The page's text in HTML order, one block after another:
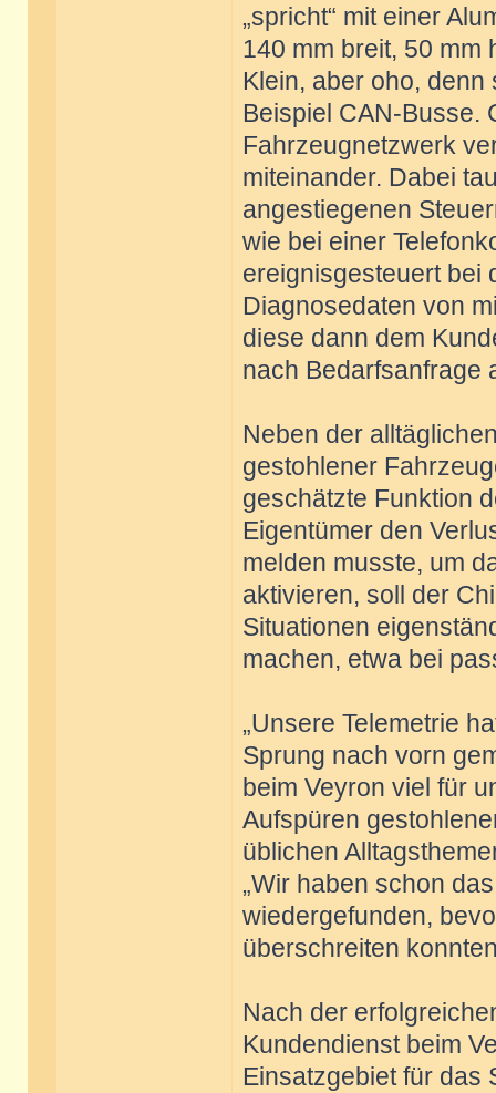
„spricht“ mit einer
140 mm breit, 50 mm
Klein, aber oho,
Beispiel CAN-Busse.
Fahrzeugnetzwerk
miteinander. Dabei
angestiegenen
wie bei einer
ereignisgesteuert bei
Diagnosedaten von
diese dann dem
nach Bedarfsanfrage
Neben der
gestohlener
geschätzte Funktion
Eigentümer den
melden musste, um
aktivieren, soll der
Situationen
machen, etwa bei
„Unsere Telemetrie
Sprung nach vorn
beim Veyron viel für
Aufspüren
üblichen
„Wir haben schon
wiedergefunden,
überschreiten
Nach der
Kundendienst beim
Einsatzgebiet für das